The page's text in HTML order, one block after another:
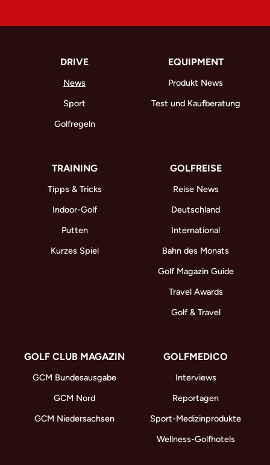
DRIVE
News
Sport
Golfregeln
EQUIPMENT
Produkt News
Test und Kaufberatung
TRAINING
Tipps & Tricks
Indoor-Golf
Putten
Kurzes Spiel
GOLFREISE
Reise News
Deutschland
International
Bahn des Monats
Golf Magazin Guide
Travel Awards
Golf & Travel
GOLF CLUB MAGAZIN
GCM Bundesausgabe
GCM Nord
GCM Niedersachsen
GOLFMEDICO
Interviews
Reportagen
Sport-Medizinprodukte
Wellness-Golfhotels